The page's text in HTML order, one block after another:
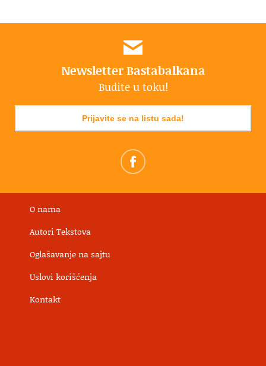
Newsletter Bastabalkana
Budite u toku!
Prijavite se na listu sada!
O nama
Autori Tekstova
Oglašavanje na sajtu
Uslovi korišćenja
Kontakt